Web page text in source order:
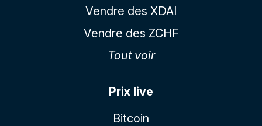
Vendre des XDAI
Vendre des ZCHF
Tout voir
Prix live
Bitcoin